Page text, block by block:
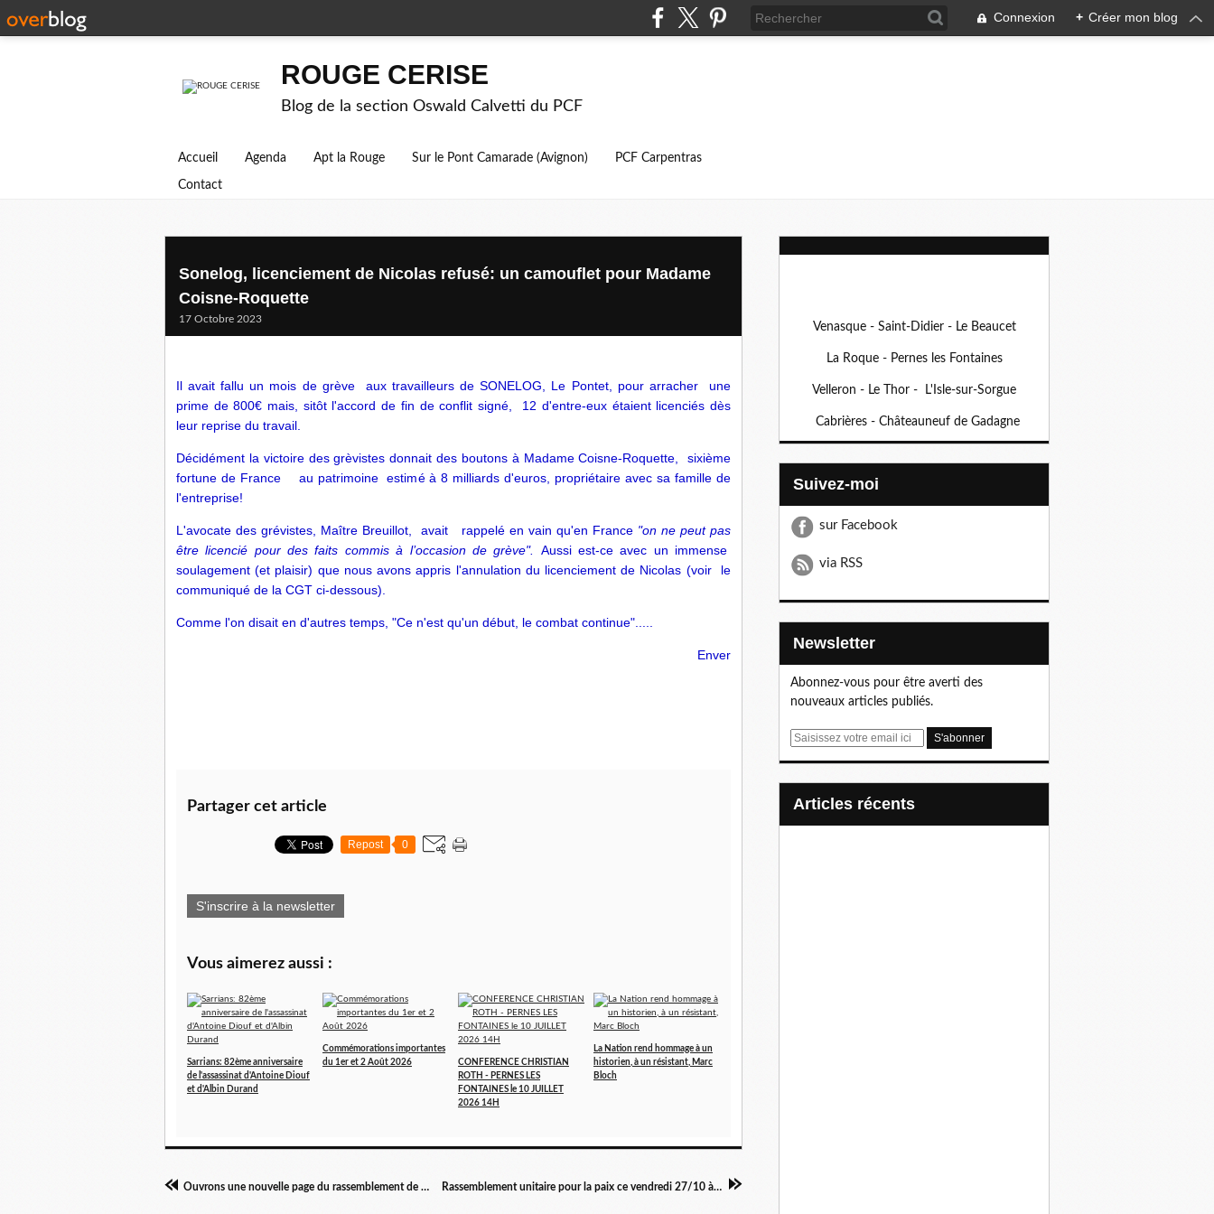
Connexion + Créer mon blog
ROUGE CERISE
Blog de la section Oswald Calvetti du PCF
Accueil Agenda Apt la Rouge Sur le Pont Camarade (Avignon) PCF Carpentras
Contact
Sonelog, licenciement de Nicolas refusé: un camouflet pour Madame
Coisne-Roquette
17 Octobre 2023
Il avait fallu un mois de grève aux travailleurs de SONELOG, Le Pontet, pour arracher une
prime de 800€ mais, sitôt l'accord de fin de conflit signé, 12 d'entre-eux étaient licenciés dès
leur reprise du travail.
Décidément la victoire des grèvistes donnait des boutons à MadameCoisne-Roquette, sixième
fortune de France au patrimoine estimé à 8 milliards d'euros, propriétaire avec sa famille de
l'entreprise!
L'avocate des grévistes, Maître Breuillot, avait rappelé en vain qu'en France "on ne peut pas
être licencié pour des faits commis à l’occasion de grève". Aussi est-ce avec un immense
soulagement (et plaisir) que nous avons appris l'annulation du licenciement de Nicolas (voir le
communiqué de la CGT ci-dessous).
Comme l'on disait en d'autres temps, "Ce n'est qu'un début, le combat continue".....
Enver
Partager cet article
Repost 0
S'inscrire à la newsletter
Vous aimerez aussi :
Sarrians: 82ème anniversaire
de l'assassinat d'Antoine Diouf
et d'Albin Durand
Commémorations importantes
du 1er et 2 Août 2026
CONFERENCE CHRISTIAN
ROTH - PERNES LES
FONTAINES le 10 JUILLET
2026 14H
La Nation rend hommage à un
historien, à un résistant, Marc
Bloch
Ouvrons une nouvelle page du rassemblement de la gauche et des écologistes ! Rassemblement unitaire pour la paix ce vendredi 27/10 à 18h Cours J.JAURES à Avignon
Venasque - Saint-Didier - Le Beaucet
La Roque - Pernes les Fontaines
Velleron - Le Thor - L'Isle-sur-Sorgue
Cabrières - Châteauneuf de Gadagne
Suivez-moi
sur Facebook
via RSS
Newsletter
Abonnez-vous pour être averti des
nouveaux articles publiés.
E
articles récents